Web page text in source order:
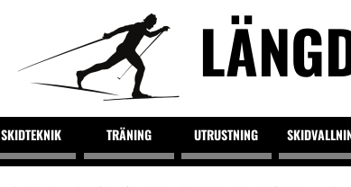
SKIDTEKNIK TRÄNING UTRUSTNING